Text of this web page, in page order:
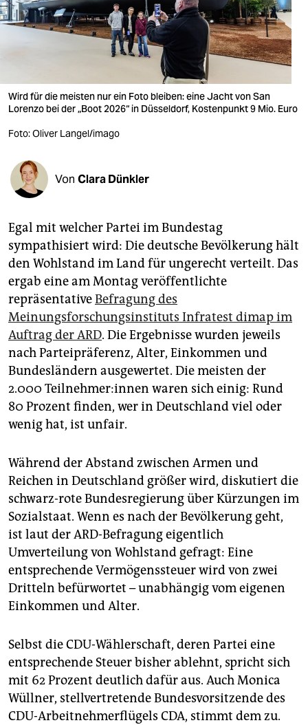
verlag
verlag
shop
abo
epaper login
Wird für die meisten nur ein Foto bleiben: eine Jacht von San
Lorenzo bei der „Boot 2026“ in Düsseldorf, Kostenpunkt 9 Mio. Euro
Foto: Oliver Langel/imago
Von Clara Dünkler
Egal mit welcher Partei im Bundestag
sympathisiert wird: Die deutsche Bevölkerung hält
den Wohlstand im Land für ungerecht verteilt. Das
ergab eine am Montag veröffentlichte
repräsentativeBefragung des
Meinungsforschungsinstituts Infratest dimap im
Auftrag der ARD. Die Ergebnisse wurden jeweils
nach Parteipräferenz, Alter, Einkommen und
Bundesländern ausgewertet. Die meisten der
2.000 Teil­neh­me­r:in­nen waren sich einig: Rund
80 Prozent finden, wer in Deutschland viel oder
wenig hat, ist unfair.
Während der Abstand zwischen Armen und
Reichen in Deutschland größer wird, diskutiert die
schwarz-rote Bundesregierung über Kürzungen im
Sozialstaat. Wenn es nach der Bevölkerung geht,
ist laut der ARD-Befragung eigentlich
Umverteilung von Wohlstand gefragt: Eine
entsprechende Vermögenssteuer wird von zwei
Dritteln befürwortet – unabhängig vom eigenen
Einkommen und Alter.
Selbst die CDU-Wählerschaft, deren Partei eine
entsprechende Steuer bisher ablehnt, spricht sich
mit 62 Prozent deutlich dafür aus. Auch Monica
Wüllner, stellvertretende Bundesvorsitzende des
CDU-Arbeitnehmerflügels CDA, stimmt dem zu.